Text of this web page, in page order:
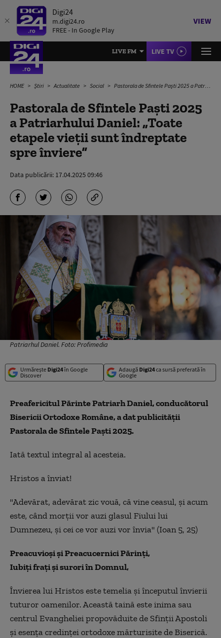
Digi24
m.digi24.ro
FREE - In Google Play
VIEW
LIVE FM LIVE TV
HOME Știri Actualitate Social Pastorala de Sfintele Paşti 2025 a Patriarhului Daniel: „Toate etapele vieţii sunt îndreptate spre înviere”
Pastorala de Sfintele Paşti 2025
a Patriarhului Daniel: „Toate
etapele vieţii sunt îndreptate
spre înviere”
Data publicării: 17.04.2025 09:46
Patriarhul Daniel. Foto: Profimedia
Urmărește Digi24în Google
Discover
Adaugă Digi24ca sursă preferată în
Google
Preafericitul Părinte Patriarh Daniel, conducătorul
Bisericii Ortodoxe Române, a dat publicității
Pastorala de Sfintele Paşti 2025.
Iată textul integral al acesteia.
Hristos a înviat!
"Adevărat, adevărat zic vouă, că vine ceasul, şi acum
este, când morţii vor auzi glasul Fiului lui
Dumnezeu, şi cei ce vor auzi vor învia" (Ioan 5, 25)
Preacuvioşi şi Preacucernici Părinţi,
Iubiţi fraţi şi surori în Domnul,
Învierea lui Hristos este temelia şi începutul învierii
tuturor oamenilor. Această taină este inima sau
centrul Evangheliei propovăduite de Sfinţii Apostoli
şi esenţa credinţei ortodoxe mărturisite de Biserică.